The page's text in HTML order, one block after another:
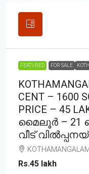
FEATURED FOR SALE
CENT – 1600
PRICE – 45
മൈലൂർ – 21
വീട്
Rs.45 lakh